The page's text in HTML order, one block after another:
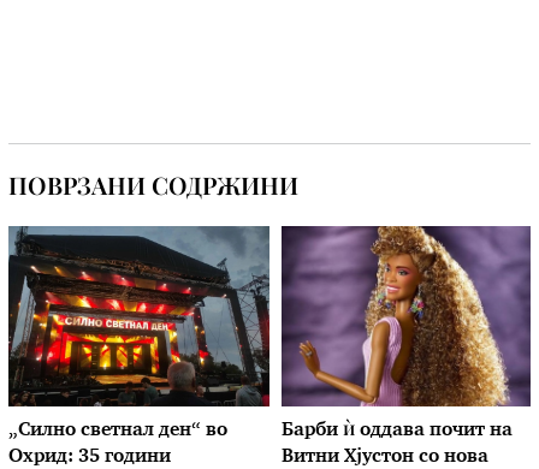
ПОВРЗАНИ СОДРЖИНИ
„Силно светнал ден“ во
Охрид: 35 години
Барби ѝ оддава почит на
Витни Хјустон со нова